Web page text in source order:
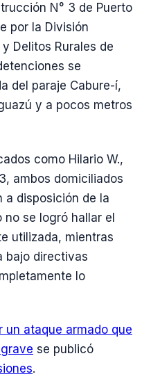
N° 3 de Puerto
por la División
Delitos Rurales de
se
del paraje Cabure-í,
y a pocos metros
como Hilario W.,
ambos domiciliados
a disposición de la
se logró hallar el
utilizada, mientras
bajo directivas
lo
un ataque armado que
se publicó
.